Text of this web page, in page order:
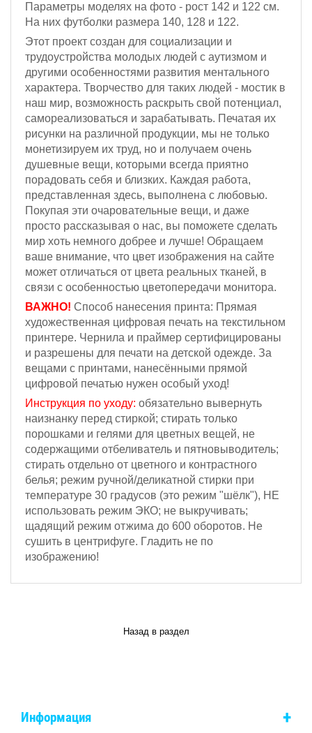
Параметры моделях на фото - рост 142 и 122 см.
На них футболки размера 140, 128 и 122.
Этот проект создан для социализации и
трудоустройства молодых людей с аутизмом и
другими особенностями развития ментального
характера. Творчество для таких людей - мостик в
наш мир, возможность раскрыть свой потенциал,
самореализоваться и зарабатывать. Печатая их
рисунки на различной продукции, мы не только
монетизируем их труд, но и получаем очень
душевные вещи, которыми всегда приятно
порадовать себя и близких. Каждая работа,
представленная здесь, выполнена с любовью.
Покупая эти очаровательные вещи, и даже
просто рассказывая о нас, вы поможете сделать
мир хоть немного добрее и лучше! Обращаем
ваше внимание, что цвет изображения на сайте
может отличаться от цвета реальных тканей, в
связи с особенностью цветопередачи монитора.
ВАЖНО! Способ нанесения принта: Прямая
художественная цифровая печать на текстильном
принтере. Чернила и праймер сертифицированы
и разрешены для печати на детской одежде. За
вещами с принтами, нанесёнными прямой
цифровой печатью нужен особый уход!
Инструкция по уходу: обязательно вывернуть
наизнанку перед стиркой; стирать только
порошками и гелями для цветных вещей, не
содержащими отбеливатель и пятновыводитель;
стирать отдельно от цветного и контрастного
белья; режим ручной/деликатной стирки при
температуре 30 градусов (это режим "шёлк"), НЕ
использовать режим ЭКО; не выкручивать;
щадящий режим отжима до 600 оборотов. Не
сушить в центрифуге. Гладить не по
изображению!
Назад в раздел
Информация +